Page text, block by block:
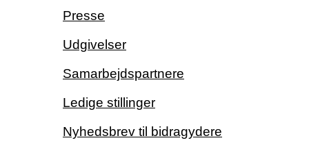
Presse
Udgivelser
Samarbejdspartnere
Ledige stillinger
Nyhedsbrev til bidragydere